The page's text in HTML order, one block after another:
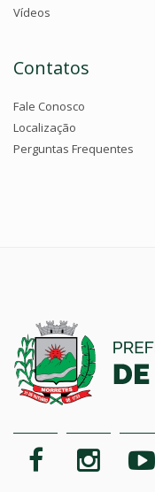
Vídeos
Contatos
Fale Conosco
Localização
Perguntas Frequentes